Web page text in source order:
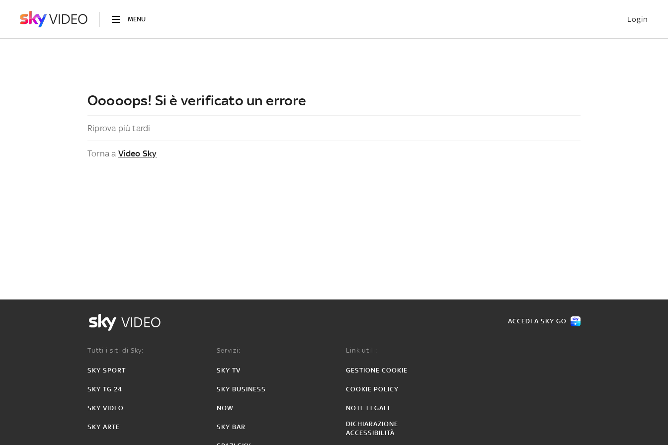
MENU Login
Ooooops! Si è verificato un errore
Riprova più tardi
Torna a Video Sky
VIDEO ACCEDI A SKY GO
Tutti i siti di Sky:
SKY SPORT
SKY TG 24
SKY VIDEO
SKY ARTE
Servizi:
SKY TV
SKY BUSINESS
NOW
SKY BAR
Link utili:
GESTIONE COOKIE
COOKIE POLICY
NOTE LEGALI
DICHIARAZIONE
ACCESSIBILITÀ